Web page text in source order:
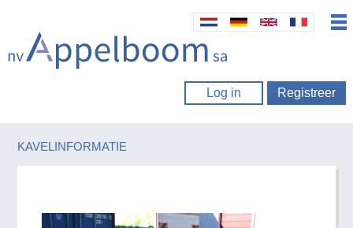
Log in Registreer
KAVELINFORMATIE